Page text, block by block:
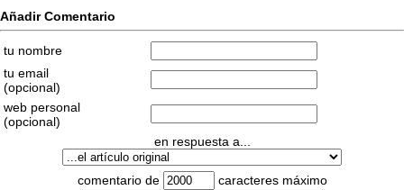
Añadir Comentario
tu nombre
tu email
(opcional)
web personal
(opcional)
en respuesta a...
comentario de caracteres máximo